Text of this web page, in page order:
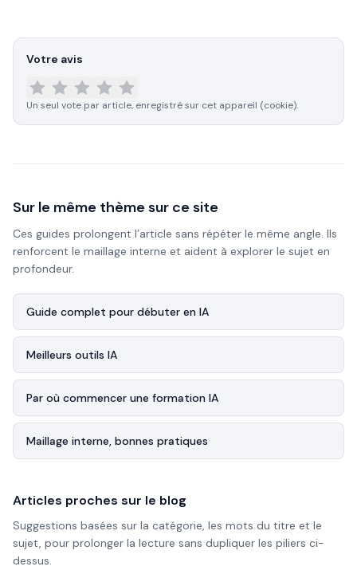
Votre avis
Un seul vote par article, enregistré sur cet appareil (cookie).
Sur le même thème sur ce site
Ces guides prolongent l’article sans répéter le même angle. Ils
renforcent le maillage interne et aident à explorer le sujet en
profondeur.
Guide complet pour débuter en IA
Meilleurs outils IA
Par où commencer une formation IA
Maillage interne, bonnes pratiques
Articles proches sur le blog
Suggestions basées sur la catégorie, les mots du titre et le
sujet, pour prolonger la lecture sans dupliquer les piliers ci-
dessus.